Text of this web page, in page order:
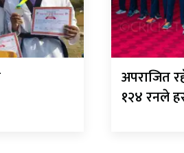
अपराजित
१२४ रनले